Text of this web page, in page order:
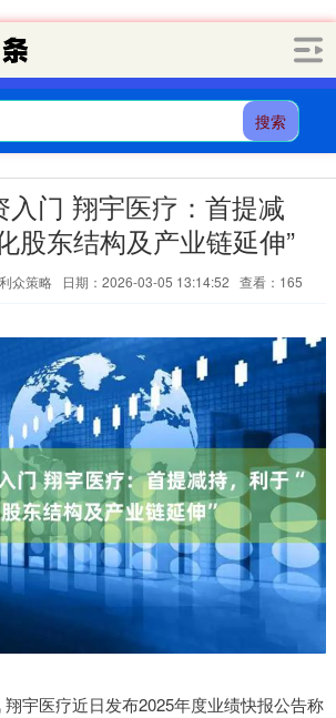
搜索
入门 翔宇医疗：首提减
股东结构及产业链延伸”
众策略 日期：2026-03-05 13:14:52 查看：165
宇医疗近日发布2025年度业绩快报公告称